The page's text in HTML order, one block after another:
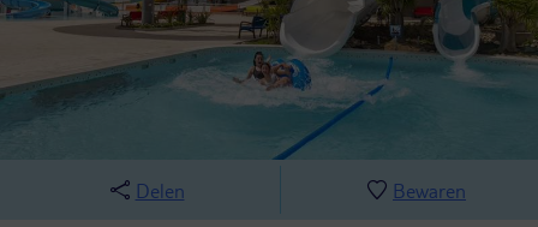
Delen Bewaren